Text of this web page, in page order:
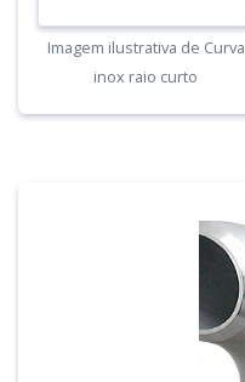
Imagem ilustrativa de Curva
inox raio curto